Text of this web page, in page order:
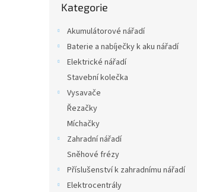
kategorie
Kategorie
Akumulátorové nářadí
Baterie a nabíječky k aku nářadí
Elektrické nářadí
Stavební kolečka
Vysavače
Řezačky
Míchačky
Zahradní nářadí
Sněhové frézy
Příslušenství k zahradnímu nářadí
Elektrocentrály